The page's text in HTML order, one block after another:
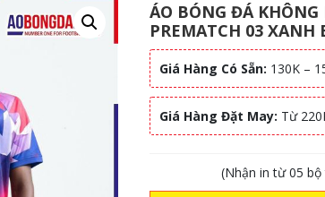
ÁO BÓNG ĐÁ KHÔNG
PREMATCH 03 XANH
Giá Hàng Có Sẵn: 130K –
Giá Hàng Đặt May: Từ
(Nhận in từ 05